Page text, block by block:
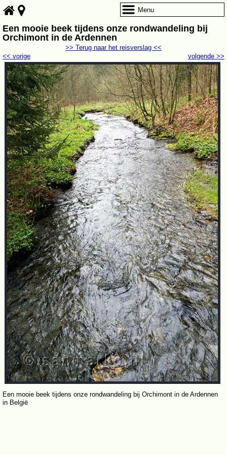
Een mooie beek tijdens onze rondwandeling bij
Orchimont in de Ardennen
volgende >>
<< vorige
>> Terug naar het reisverslag <<
Een mooie beek tijdens onze rondwandeling bij Orchimont in de Ardennen
in België
Menu